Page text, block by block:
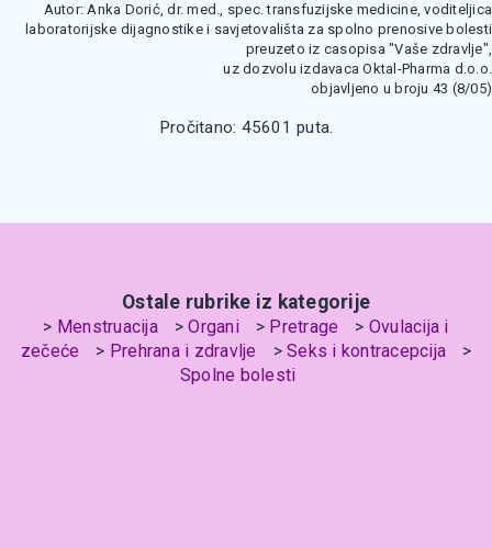
Autor: Anka Dorić, dr. med., spec. transfuzijske medicine, voditeljica
laboratorijske dijagnostike i savjetovališta za spolno prenosive bolesti
preuzeto iz casopisa "Vaše zdravlje",
uz dozvolu izdavaca Oktal-Pharma d.o.o.
objavljeno u broju 43 (8/05)
Pročitano: 45601 puta.
Ostale rubrike iz kategorije
Menstruacija Organi Pretrage
Ovulacija i
zečeće
Prehrana i zdravlje
Seks i kontracepcija
Spolne bolesti